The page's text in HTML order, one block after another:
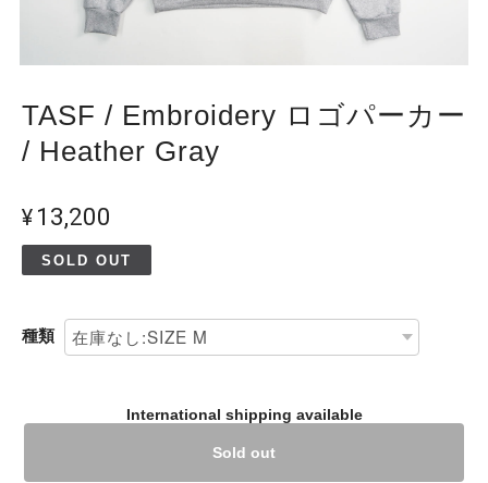
TASF / Embroidery ロゴパーカー
/ Heather Gray
¥13,200
SOLD OUT
種類
International shipping available
Sold out